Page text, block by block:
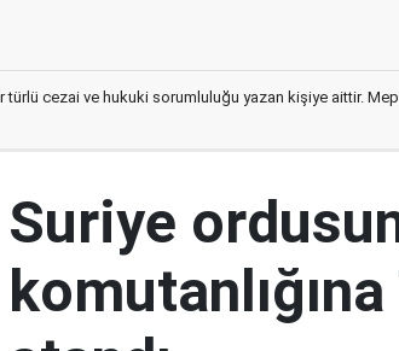
türlü cezai ve hukuki sorumluluğu yazan kişiye aittir.
Suriye